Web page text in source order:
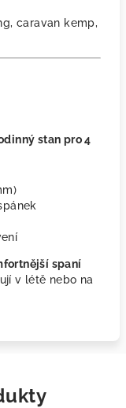
caravan kemp,
stan pro 4
spaní
v létě nebo na